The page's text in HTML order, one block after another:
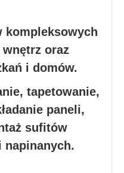
kompleksowych
oraz
i domów.
tapetowanie,
paneli,
sufitów
napinanych.